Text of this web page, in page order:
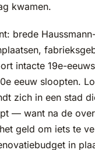
kwamen.
brede
intacte 19e-
eeuw sloopten.
zich in een stad
— want na de
geld om iets te
in